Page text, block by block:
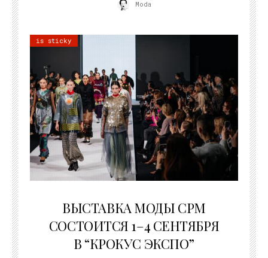
Moda
is sticky
ВЫСТАВКА МОДЫ CPM
СОСТОИТСЯ 1–4 СЕНТЯБРЯ
В “КРОКУС ЭКСПО”